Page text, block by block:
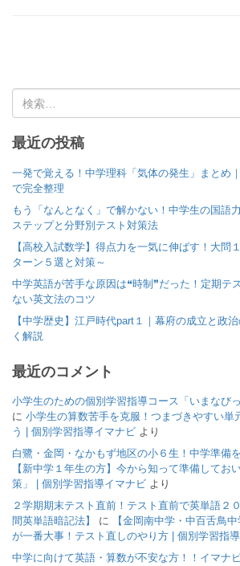
最近の投稿
一発で覚える！中学理科「気体の発生」まとめ
で完全整理
もう「なんとなく」で解かない！中学生の国語
ステップと分野別テスト対策法
【高校入試数学】得点力を一気に伸ばす！大問
ターン５選と対策～
中学英語が苦手な原因は❝時制❞だった！定期テ
ない英文法のコツ
【中学歴史】江戸時代part１｜幕府の成立と政
く解説
最近のコメント
小学生のための個別学習指導コース「いまなび
に 小学生の算数苦手を克服！つまづきやすい単
う | 個別学習指導イマナビ より
白鷺・金岡・なかもず地区の小６生！中学準備
【新中学１年生の方】今から知って準備してお
策」 | 個別学習指導イマナビ より
２学期期末テスト直前！テスト直前で英単語２
間英単語暗記法】
に
【金岡南中学・中百舌鳥
が一番大事！テスト直しのやり方 | 個別学習指
中学に向けて英語・算数が不安な方！！イマナ